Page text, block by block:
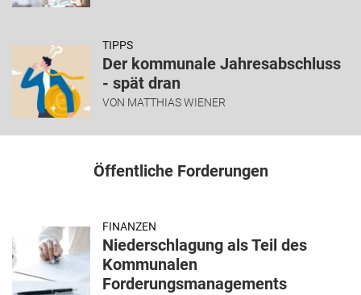
TIPPS
Der kommunale Jahresabschluss
- spät dran
VON MATTHIAS WIENER
Öffentliche Forderungen
FINANZEN
Niederschlagung als Teil des
Kommunalen
Forderungsmanagements